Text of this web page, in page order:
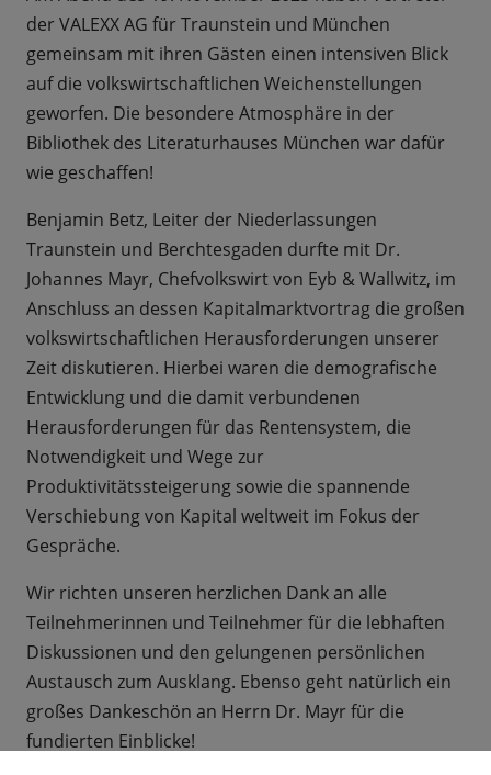
der VALEXX AG für Traunstein und München
gemeinsam mit ihren Gästen einen intensiven Blick
auf die volkswirtschaftlichen Weichenstellungen
geworfen. Die besondere Atmosphäre in der
Bibliothek des Literaturhauses München war dafür
wie geschaffen!
Benjamin Betz, Leiter der Niederlassungen
Traunstein und Berchtesgaden durfte mit Dr.
Johannes Mayr, Chefvolkswirt von Eyb & Wallwitz, im
Anschluss an dessen Kapitalmarktvortrag die großen
volkswirtschaftlichen Herausforderungen unserer
Zeit diskutieren. Hierbei waren die demografische
Entwicklung und die damit verbundenen
Herausforderungen für das Rentensystem, die
Notwendigkeit und Wege zur
Produktivitätssteigerung sowie die spannende
Verschiebung von Kapital weltweit im Fokus der
Gespräche.
Wir richten unseren herzlichen Dank an alle
Teilnehmerinnen und Teilnehmer für die lebhaften
Diskussionen und den gelungenen persönlichen
Austausch zum Ausklang. Ebenso geht natürlich ein
großes Dankeschön an Herrn Dr. Mayr für die
fundierten Einblicke!